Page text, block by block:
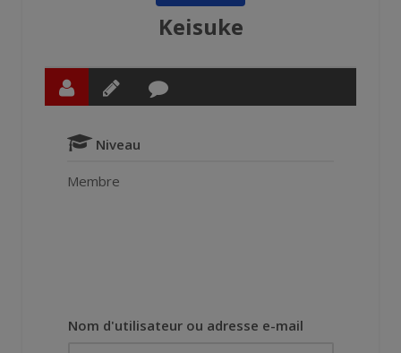
Keisuke
Niveau
Membre
Nom d'utilisateur ou adresse e-mail